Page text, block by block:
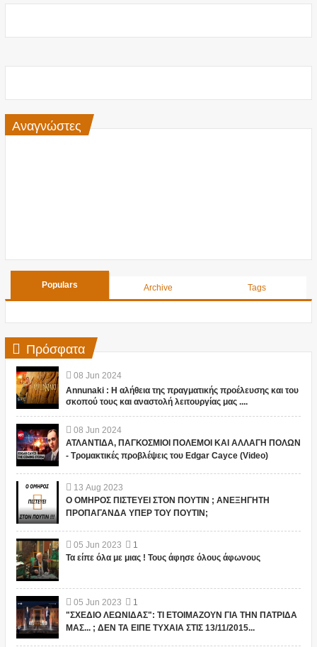
Αναγνώστες
Populars Archive Tags
Πρόσφατα
08 Jun 2024
Annunaki : Η αλήθεια της πραγματικής προέλευσης και του
σκοπού τους και αναστολή λειτουργίας μας ....
08 Jun 2024
ΑΤΛΑΝΤΙΔΑ, ΠΑΓΚΟΣΜΙΟΙ ΠΟΛΕΜΟΙ ΚΑΙ ΑΛΛΑΓΗ ΠΟΛΩΝ
- Τρομακτικές προβλέψεις του Edgar Cayce (Video)
13 Aug 2023
Ο ΟΜΗΡΟΣ ΠΙΣΤΕΥΕΙ ΣΤΟΝ ΠΟΥΤΙΝ ; ΑΝΕΞΗΓΗΤΗ
ΠΡΟΠΑΓΑΝΔΑ ΥΠΕΡ ΤΟΥ ΠΟΥΤΙΝ;
05 Jun 2023
1
Τα είπε όλα με μιας ! Τους άφησε όλους άφωνους
05 Jun 2023
1
"ΣΧΕΔΙΟ ΛΕΩΝΙΔΑΣ": ΤΙ ΕΤΟΙΜΑΖΟΥΝ ΓΙΑ ΤΗΝ ΠΑΤΡΙΔΑ
ΜΑΣ... ; ΔΕΝ ΤΑ ΕΙΠΕ ΤΥΧΑΙΑ ΣΤΙΣ 13/11/2015...